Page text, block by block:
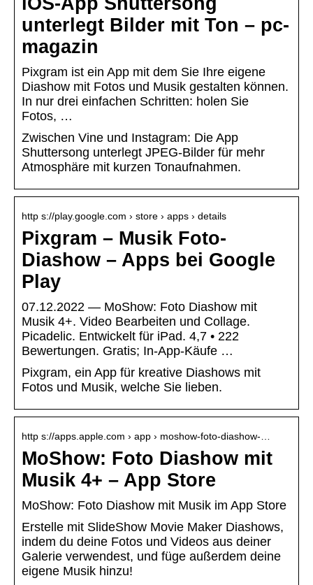
unterlegt Bilder mit Ton – pc-
magazin
Pixgram ist ein App mit dem Sie Ihre eigene
Diashow mit Fotos und Musik gestalten können.
In nur drei einfachen Schritten: holen Sie
Fotos, …
Zwischen Vine und Instagram: Die App
Shuttersong unterlegt JPEG-Bilder für mehr
Atmosphäre mit kurzen Tonaufnahmen.
http s://play.google.com › store › apps › details
Pixgram – Musik Foto-
Diashow – Apps bei Google
Play
07.12.2022 — MoShow: Foto Diashow mit
Musik 4+. Video Bearbeiten und Collage.
Picadelic. Entwickelt für iPad. 4,7 • 222
Bewertungen. Gratis; In-App-Käufe …
Pixgram, ein App für kreative Diashows mit
Fotos und Musik, welche Sie lieben.
http s://apps.apple.com › app › moshow-foto-diashow-…
MoShow: Foto Diashow mit
Musik 4+ – App Store
‎MoShow: Foto Diashow mit Musik im App Store
Erstelle mit SlideShow Movie Maker Diashows,
indem du deine Fotos und Videos aus deiner
Galerie verwendest, und füge außerdem deine
eigene Musik hinzu!